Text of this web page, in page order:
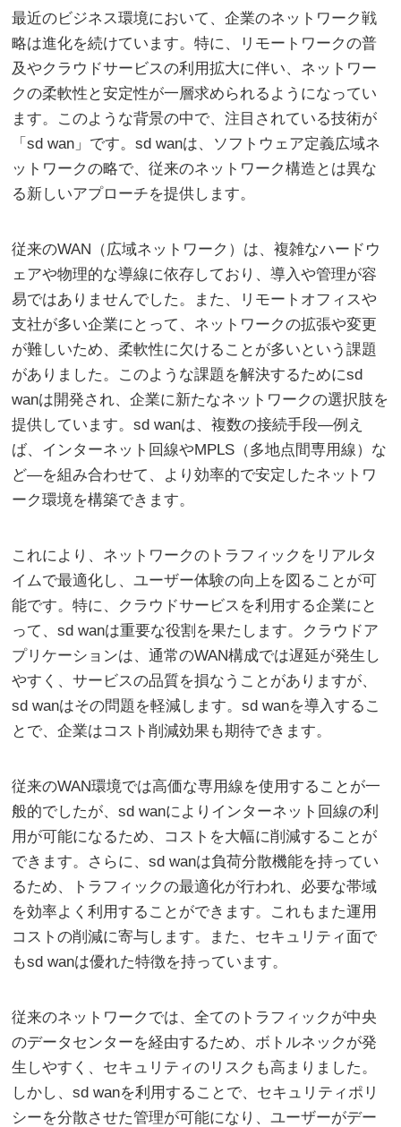
最近のビジネス環境において、企業のネットワーク戦
略は進化を続けています。特に、リモートワークの普
及やクラウドサービスの利用拡大に伴い、ネットワー
クの柔軟性と安定性が一層求められるようになってい
ます。このような背景の中で、注目されている技術が
「sd wan」です。sd wanは、ソフトウェア定義広域ネ
ットワークの略で、従来のネットワーク構造とは異な
る新しいアプローチを提供します。
従来のWAN（広域ネットワーク）は、複雑なハードウ
ェアや物理的な導線に依存しており、導入や管理が容
易ではありませんでした。また、リモートオフィスや
支社が多い企業にとって、ネットワークの拡張や変更
が難しいため、柔軟性に欠けることが多いという課題
がありました。このような課題を解決するためにsd
wanは開発され、企業に新たなネットワークの選択肢を
提供しています。sd wanは、複数の接続手段—例え
ば、インターネット回線やMPLS（多地点間専用線）な
ど—を組み合わせて、より効率的で安定したネットワ
ーク環境を構築できます。
これにより、ネットワークのトラフィックをリアルタ
イムで最適化し、ユーザー体験の向上を図ることが可
能です。特に、クラウドサービスを利用する企業にと
って、sd wanは重要な役割を果たします。クラウドア
プリケーションは、通常のWAN構成では遅延が発生し
やすく、サービスの品質を損なうことがありますが、
sd wanはその問題を軽減します。sd wanを導入するこ
とで、企業はコスト削減効果も期待できます。
従来のWAN環境では高価な専用線を使用することが一
般的でしたが、sd wanによりインターネット回線の利
用が可能になるため、コストを大幅に削減することが
できます。さらに、sd wanは負荷分散機能を持ってい
るため、トラフィックの最適化が行われ、必要な帯域
を効率よく利用することができます。これもまた運用
コストの削減に寄与します。また、セキュリティ面で
もsd wanは優れた特徴を持っています。
従来のネットワークでは、全てのトラフィックが中央
のデータセンターを経由するため、ボトルネックが発
生しやすく、セキュリティのリスクも高まりました。
しかし、sd wanを利用することで、セキュリティポリ
シーを分散させた管理が可能になり、ユーザーがデー